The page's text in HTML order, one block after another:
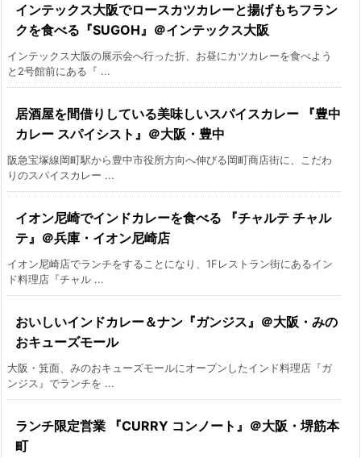
インテックス大阪でロースカツカレーと揚げもちフラン
クを食べる『SUGOH』＠インテックス大阪
インテックス大阪の展示会へ行った折、お昼にカツカレーを食べよう
と2号館前にある『 ...
居酒屋を間借りしている美味しいスパイスカレー 『豊中
カレー スパイシスト』＠大阪・豊中
阪急宝塚線岡町駅から豊中市役所方向へ伸びる岡町商店街に、こだわ
りのスパイスカレー ...
イオン尼崎でインドカレーを食べる 『チャルテ チャル
テ』＠兵庫・イオン尼崎店
イオン尼崎店でランチをすることになり、1Fレストラン街にあるイン
ド料理店『チャル ...
おいしいインドカレー＆ナン『ガンジス』＠大阪・みの
おキューズモール
大阪・箕面、みのおキューズモールにオープンしたインド料理店『ガ
ンジス』でランチを ...
ランチ限定営業 『CURRY コンノート』＠大阪・堺筋本
町